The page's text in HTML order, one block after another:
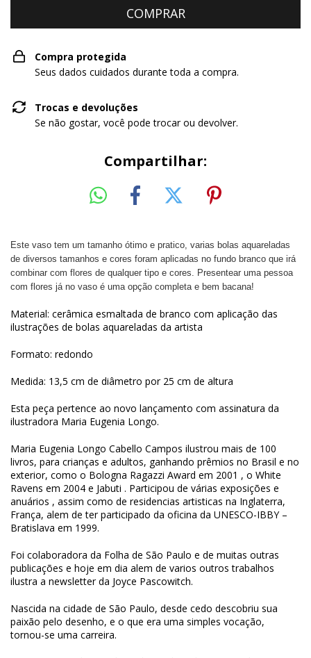
Compra protegida
Seus dados cuidados durante toda a compra.
Trocas e devoluções
Se não gostar, você pode trocar ou devolver.
Compartilhar:
Este vaso tem um tamanho ótimo e pratico, varias bolas aquareladas
de diversos tamanhos e cores foram aplicadas no fundo branco que irá
combinar com flores de qualquer tipo e cores. Presentear uma pessoa
com flores já no vaso é uma opção completa e bem bacana!
Material: cerâmica esmaltada de branco com aplicação das
ilustrações de bolas aquareladas da artista
Formato: redondo
Medida: 13,5 cm de diâmetro por 25 cm de altura
Esta peça pertence ao novo lançamento com assinatura da
ilustradora Maria Eugenia Longo.
Maria Eugenia Longo Cabello Campos ilustrou mais de 100
livros, para crianças e adultos, ganhando prêmios no Brasil e no
exterior, como o Bologna Ragazzi Award em 2001 , o White
Ravens em 2004 e Jabuti . Participou de várias exposições e
anuários , assim como de residencias artisticas na Inglaterra,
França, alem de ter participado da oficina da UNESCO-IBBY –
Bratislava em 1999.
Foi colaboradora da Folha de São Paulo e de muitas outras
publicações e hoje em dia alem de varios outros trabalhos
ilustra a newsletter da Joyce Pascowitch.
Nascida na cidade de São Paulo, desde cedo descobriu sua
paixão pelo desenho, e o que era uma simples vocação,
tornou-se uma carreira.